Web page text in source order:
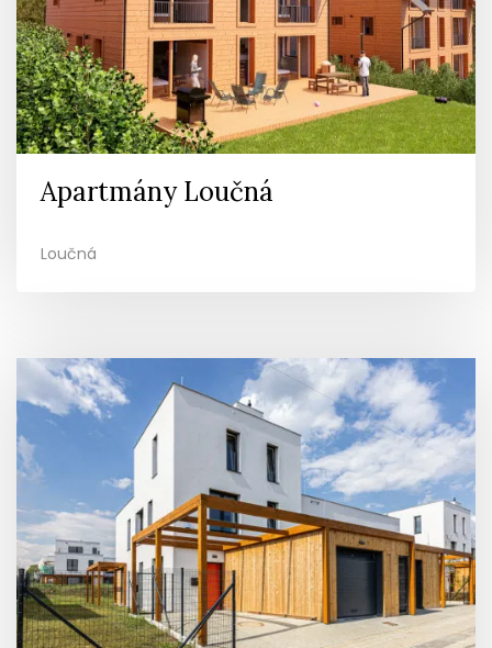
Apartmány Loučná
Loučná